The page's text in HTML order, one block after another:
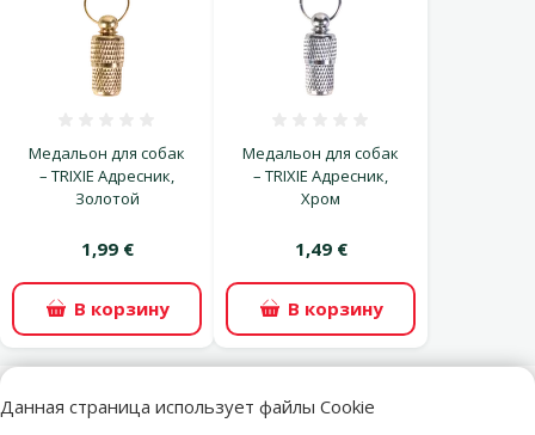
Данная страница использует файлы Cookie
Медальон для собак
– TRIXIE Адресник,
Золотой
1,99 €
В корзину
Медальон для собак
– TRIXIE Адресник,
Хром
1,49 €
В корзину
superzoo.product.detail.content
Ошейник для собак – Active Dog Collar Mellow M, 35–51 см,